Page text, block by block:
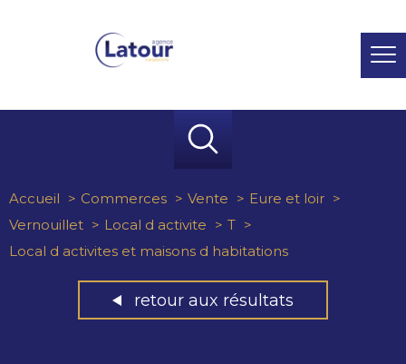
Accueil Commerces Vente
Eure et loir
Vernouillet
Local d activite
T
Local d activites et maisons d habitations
retour aux résultats